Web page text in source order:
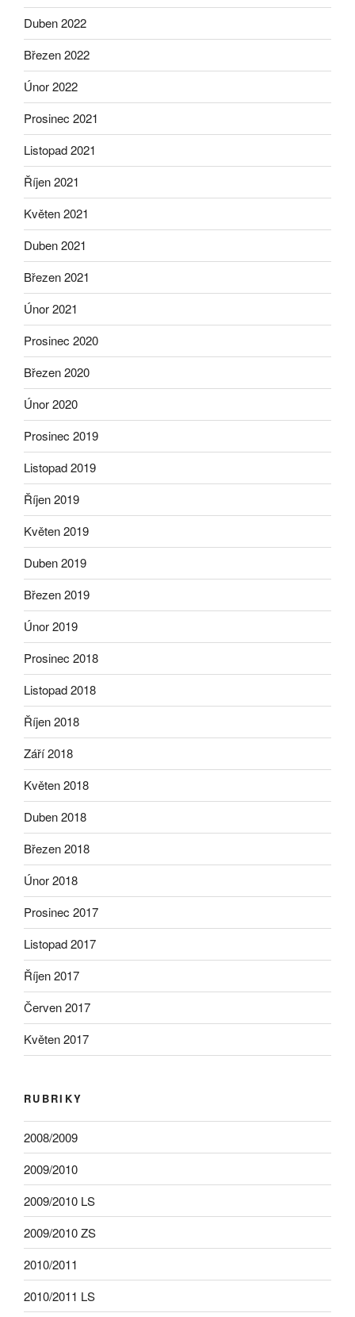
Duben 2022
Březen 2022
Únor 2022
Prosinec 2021
Listopad 2021
Říjen 2021
Květen 2021
Duben 2021
Březen 2021
Únor 2021
Prosinec 2020
Březen 2020
Únor 2020
Prosinec 2019
Listopad 2019
Říjen 2019
Květen 2019
Duben 2019
Březen 2019
Únor 2019
Prosinec 2018
Listopad 2018
Říjen 2018
Září 2018
Květen 2018
Duben 2018
Březen 2018
Únor 2018
Prosinec 2017
Listopad 2017
Říjen 2017
Červen 2017
Květen 2017
RUBRIKY
2008/2009
2009/2010
2009/2010 LS
2009/2010 ZS
2010/2011
2010/2011 LS